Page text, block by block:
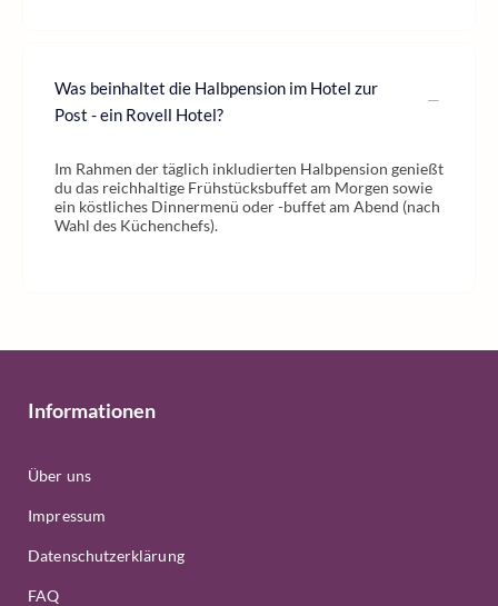
Was beinhaltet die Halbpension im Hotel zur
Post - ein Rovell Hotel?
Im Rahmen der täglich inkludierten Halbpension genießt
du das reichhaltige Frühstücksbuffet am Morgen sowie
ein köstliches Dinnermenü oder -buffet am Abend (nach
Wahl des Küchenchefs).
Informationen
Über uns
Impressum
Datenschutzerklärung
FAQ